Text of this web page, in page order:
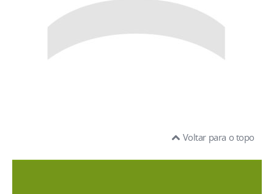
Voltar para o topo